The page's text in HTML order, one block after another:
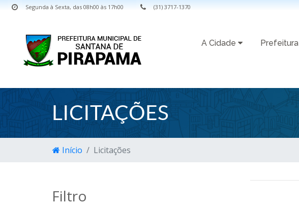
Segunda à Sexta, das 08h00 às 17h00 (31) 3717-1370
A Cidade Prefeitura
LICITAÇÕES
Início Licitações
Filtro